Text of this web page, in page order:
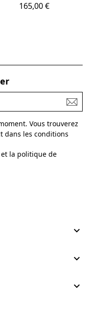
Prix
165,00 €
Vous trouverez
dans les conditions
et la politique de


